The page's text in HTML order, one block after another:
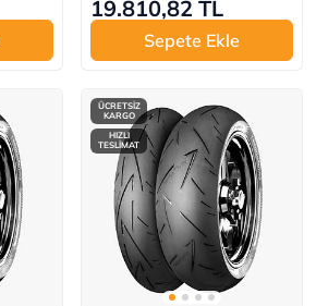
19.810,82 TL
Sepete Ekle
ÜCRETSİZ
KARGO
HIZLI
TESLİMAT